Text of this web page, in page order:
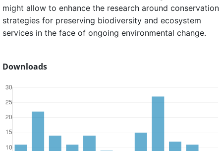
might allow to enhance the research around conservation
strategies for preserving biodiversity and ecosystem
services in the face of ongoing environmental change.
Downloads